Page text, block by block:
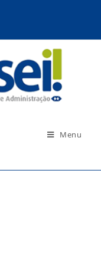
Menu